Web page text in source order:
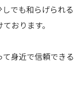
でも和らげられ
おります。
身近で信頼でき